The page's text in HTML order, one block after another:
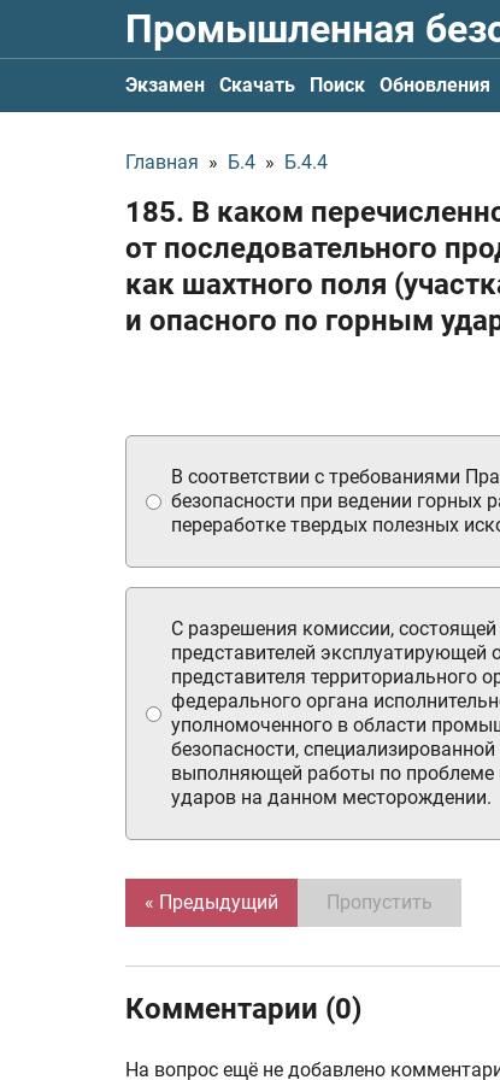
Промышленная
Экзамен Скачать Поиск Обновления
Главная » Б.4 » Б.4.4
185. В каком
от последовательного
как шахтного поля
и опасного по горным
В соответствии с требованиями
безопасности при ведении горных
переработке твердых полезных
С разрешения комиссии, состоящей
представителей эксплуатирующей
представителя территориального
федерального органа
уполномоченного в области
безопасности,
выполняющей работы по проблеме
ударов на данном месторождении.
« Предыдущий Пропустить
Комментарии (0)
На вопрос ещё не добавлено